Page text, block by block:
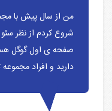
من از سال پیش با
شروع کردم از نظر
صفحه ی اول گوگل
دارید و افراد